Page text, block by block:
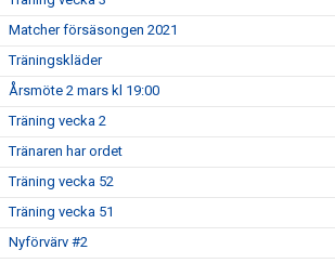
Matcher försäsongen 2021
Träningskläder
Årsmöte 2 mars kl 19:00
Träning vecka 2
Tränaren har ordet
Träning vecka 52
Träning vecka 51
Nyförvärv #2